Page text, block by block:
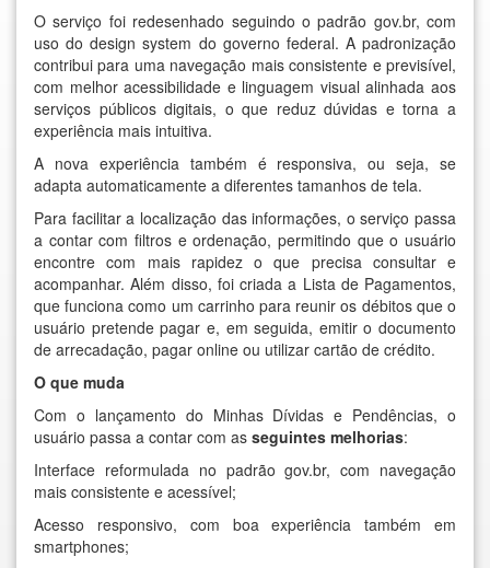
O serviço foi redesenhado seguindo o padrão gov.br, com
uso do design system do governo federal. A padronização
contribui para uma navegação mais consistente e previsível,
com melhor acessibilidade e linguagem visual alinhada aos
serviços públicos digitais, o que reduz dúvidas e torna a
experiência mais intuitiva.
A nova experiência também é responsiva, ou seja, se
adapta automaticamente a diferentes tamanhos de tela.
Para facilitar a localização das informações, o serviço passa
a contar com filtros e ordenação, permitindo que o usuário
encontre com mais rapidez o que precisa consultar e
acompanhar. Além disso, foi criada a Lista de Pagamentos,
que funciona como um carrinho para reunir os débitos que o
usuário pretende pagar e, em seguida, emitir o documento
de arrecadação, pagar online ou utilizar cartão de crédito.
O que muda
Com o lançamento do Minhas Dívidas e Pendências, o
usuário passa a contar com as seguintes melhorias:
Interface reformulada no padrão gov.br, com navegação
mais consistente e acessível;
Acesso responsivo, com boa experiência também em
smartphones;